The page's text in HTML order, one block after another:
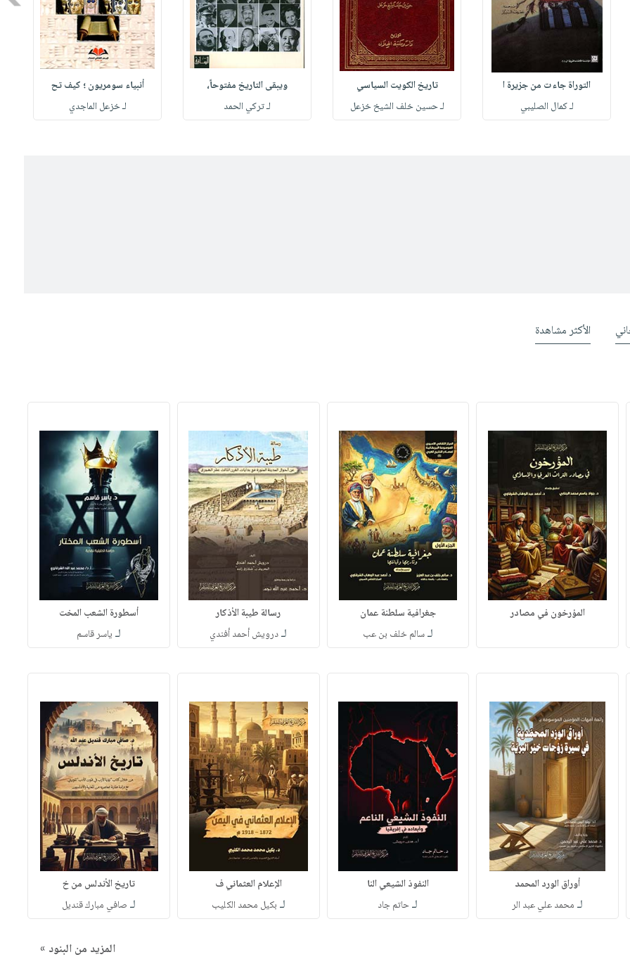
التوراة جاءت من جزيرة ا
لـ كمال الصليبي
تاريخ الكويت السياسي
لـ حسين خلف الشيخ خزعل
ويبقى التاريخ مفتوحاً،
لـ تركي الحمد
أنبياء سومريون ؛ كيف تح
لـ خزعل الماجدي
الأكثر مشاهدة
المؤرخون في مصادر جغرافية سلطنة عمان
لـسالم خلف بن عب
رسالة طيبة الأذكار
لـدرويش أحمد أفندي
أسطورة الشعب المخت
لـ ياسر قاسم
أوراق الورد المحمد
لـ محمد علي عبد الر
النفوذ الشيعي النا
لـحاتم جاد
الإعلام العثماني ف
لـ بكيل محمد الكليب
تاريخ الأندلس من خ
لـ صافي مبارك قنديل
المزيد من البنود »